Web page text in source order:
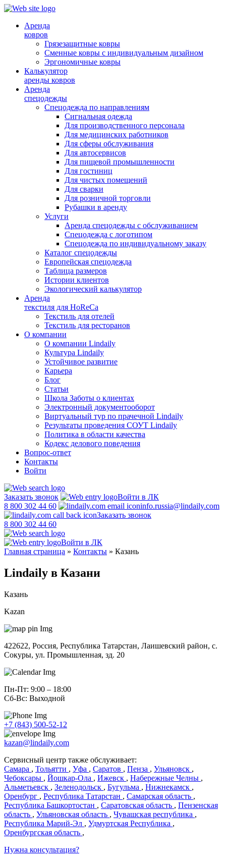
Аренда
ковров
Грязезащитные ковры
Сменные ковры с индивидуальным дизайном
Эргономичные ковры
Калькулятор
аренды ковров
Аренда
спецодежды
Спецодежда по направлениям
Сигнальная одежда
Для производственного персонала
Для медицинских работников
Для сферы обслуживания
Для автосервисов
Для пищевой промышленности
Для гостиниц
Для чистых помещений
Для сварки
Для розничной торговли
Рубашки в аренду
Услуги
Аренда спецодежды с обслуживанием
Спецодежда с логотипом
Спецодежда по индивидуальному заказу
Каталог спецодежды
Европейская спецодежда
Таблица размеров
Истории клиентов
Экологический калькулятор
Аренда
текстиля для HoReCa
Текстиль для отелей
Текстиль для ресторанов
О компании
О компании Lindaily
Культура Lindaily
Устойчивое развитие
Карьера
Блог
Статьи
Школа Заботы о клиентах
Электронный документооборот
Виртуальный тур по прачечной Lindaily
Результаты проведения СОУТ Lindaily
Политика в области качества
Кодекс делового поведения
Вопрос-ответ
Контакты
Войти
Заказать звонок
Войти в ЛК
8 800 302 44 60
info.russia@lindaily.com
Заказать звонок
8 800 302 44 60
Войти в ЛК
Главная страница » Контакты » Казань
Lindaily в Казани
Казань
Kazan
422622, Россия, Республика Татарстан, Лаишевский район, с.
Сокуры, ул. Промышленная, зд. 20
Пн-Пт: 9:00 – 18:00
Сб-Вс: Выходной
+7 (843) 500-52-12
kazan@lindaily.com
Сервисный центр также обслуживает:
Самара , Тольятти , Уфа , Саратов , Пенза , Ульяновск ,
Чебоксары , Йошкар-Ола , Ижевск , Набережные Челны ,
Альметьевск , Зеленодольск , Бугульма , Нижнекамск ,
Оренбург , Республика Татарстан , Самарская область ,
Республика Башкортостан , Саратовская область , Пензенская
область , Ульяновская область , Чувашская республика ,
Республика Марий-Эл , Удмуртская Республика ,
Оренбургская область ,
Нужна консультация?